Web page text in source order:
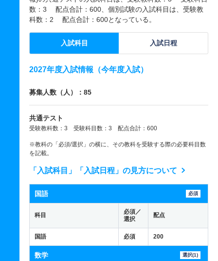
数：3 配点合計：600、個別試験の入試科目は、受験教
科数：2 配点合計：600となっている。
入試科目 入試日程
2027年度入試情報（今年度入試）
募集人数（人）：85
共通テスト
受験教科数：3 受験科目数：3 配点合計：600
※教科の「必須/選択」の横に、その教科を受験する際の必要科目数
を記載。
「入試科目」「入試日程」の見方について
国語 必須
科目
必須／
選択
配点
国語 必須 200
数学 選択(1)